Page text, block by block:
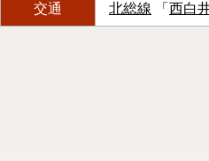
交通 北総線 「 西白